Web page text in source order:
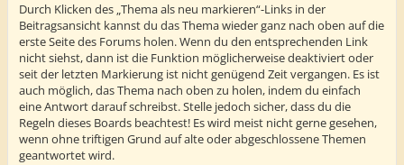
Durch Klicken des „Thema als neu markieren“-Links in der
Beitragsansicht kannst du das Thema wieder ganz nach oben auf die
erste Seite des Forums holen. Wenn du den entsprechenden Link
nicht siehst, dann ist die Funktion möglicherweise deaktiviert oder
seit der letzten Markierung ist nicht genügend Zeit vergangen. Es ist
auch möglich, das Thema nach oben zu holen, indem du einfach
eine Antwort darauf schreibst. Stelle jedoch sicher, dass du die
Regeln dieses Boards beachtest! Es wird meist nicht gerne gesehen,
wenn ohne triftigen Grund auf alte oder abgeschlossene Themen
geantwortet wird.